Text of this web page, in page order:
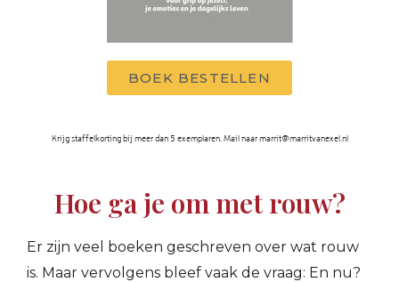
Hoe ga je om met rouw?
Er zijn veel boeken geschreven over wat rouw
is. Maar vervolgens bleef vaak de vraag: En nu?
BOEK BESTELLEN
Krijg staffelkorting bij meer dan 5 exemplaren. Mail naar marrit@marritvanexel.nl